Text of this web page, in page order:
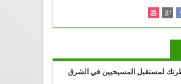
لمستقبل المسيحيين في الشرق